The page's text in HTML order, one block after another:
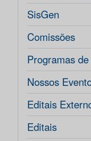
SisGen
Comissões
Programas
Nossos
Editais
Editais